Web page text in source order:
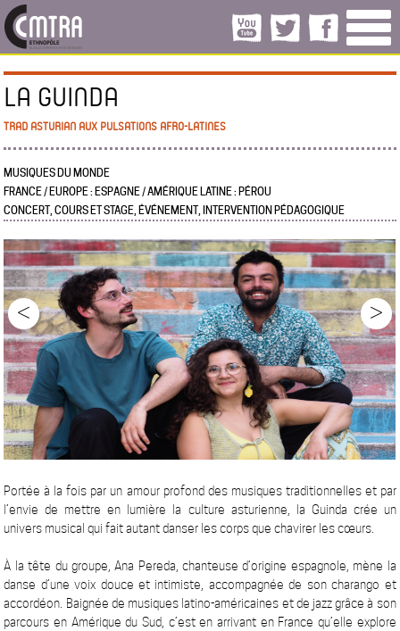
LA GUINDA
TRAD ASTURIAN AUX PULSATIONS AFRO-LATINES
MUSIQUES DU MONDE
FRANCE / EUROPE : ESPAGNE / AMÉRIQUE LATINE : PÉROU
CONCERT, COURS ET STAGE, ÉVÉNEMENT, INTERVENTION PÉDAGOGIQUE
< >
Portée à la fois par un amour profond des musiques traditionnelles et par
l’envie de mettre en lumière la culture asturienne, la Guinda crée un
univers musical qui fait autant danser les corps que chavirer les cœurs.
À la tête du groupe, Ana Pereda, chanteuse d’origine espagnole, mène la
danse d’une voix douce et intimiste, accompagnée de son charango et
accordéon. Baignée de musiques latino-américaines et de jazz grâce à son
parcours en Amérique du Sud, c’est en arrivant en France qu’elle explore